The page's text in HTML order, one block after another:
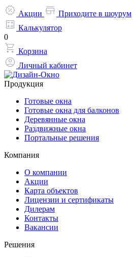
Акции
Приходите в шоурум
Калькулятор
0
Корзина
Личный кабинет
Продукция
Готовые окна
Готовые окна для балконов
Деревянные окна
Раздвижные окна
Портальные решения
Компания
О компании
Акции
Карта объектов
Лицензии и сертификаты
Дилерам
Контакты
Вакансии
Решения